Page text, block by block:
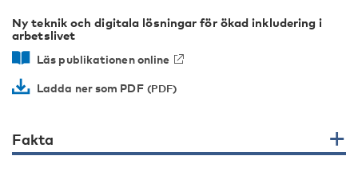
Ny teknik och digitala lösningar för ökad inkludering i
arbetslivet
Läs publikationen online
Ladda ner som PDF
Fakta